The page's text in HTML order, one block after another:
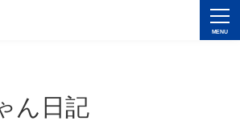
ん日記